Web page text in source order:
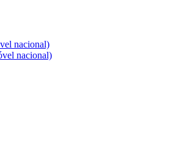
nacional)
nacional)